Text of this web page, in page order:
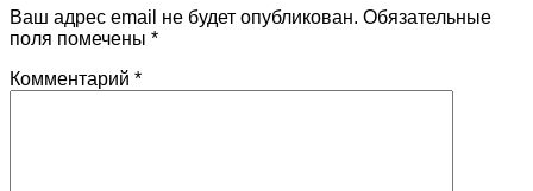
Ваш адрес email не будет опубликован. Обязательные
поля помечены *
Комментарий *